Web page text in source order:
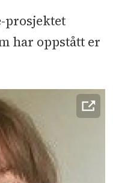
prosjektet
har oppstått er